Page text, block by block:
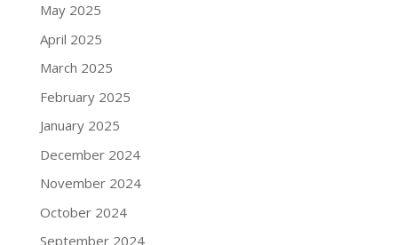
May 2025
April 2025
March 2025
February 2025
January 2025
December 2024
November 2024
October 2024
September 2024